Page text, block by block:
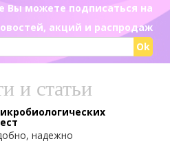
Вы можете подписаться на
акций и распродаж
Ok
и статьи
надежно